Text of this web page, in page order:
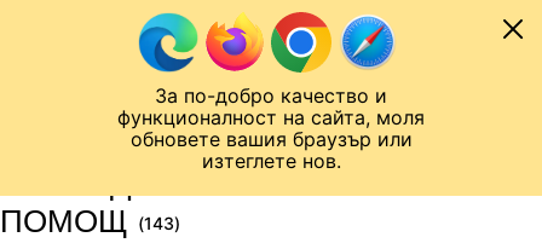
За по-добро качество и
функционалност на сайта, моля
обновете вашия браузър или
изтеглете нов.
Към съдържанието
Лига на Конференциите
ПОМОЩ (143)